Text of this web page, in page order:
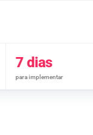
7 dias
para implementar